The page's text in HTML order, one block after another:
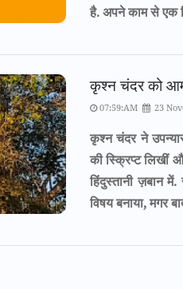
है. अपने काम से एक
कृश्न चंदर को आम
07:59:AM 23
कृश्न चंदर ने
की स्क्रिप्ट लिखीं
हिंदुस्तानी ज़बान
विषय बनाया, मगर